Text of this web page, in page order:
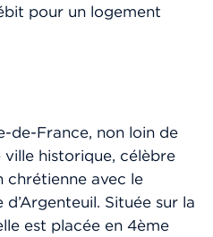
pour un logement
de-France, non loin de
ville historique, célèbre
avec le
Située sur la
est placée en 4ème